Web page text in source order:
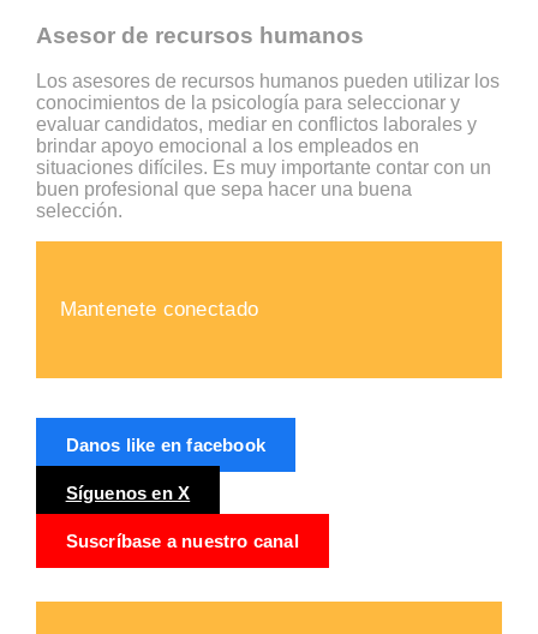
Asesor de recursos humanos
Los asesores de recursos humanos pueden utilizar los
conocimientos de la psicología para seleccionar y
evaluar candidatos, mediar en conflictos laborales y
brindar apoyo emocional a los empleados en
situaciones difíciles. Es muy importante contar con un
buen profesional que sepa hacer una buena
selección.
Mantenete conectado
Danos like en facebook
Síguenos en X
Suscríbase a nuestro canal